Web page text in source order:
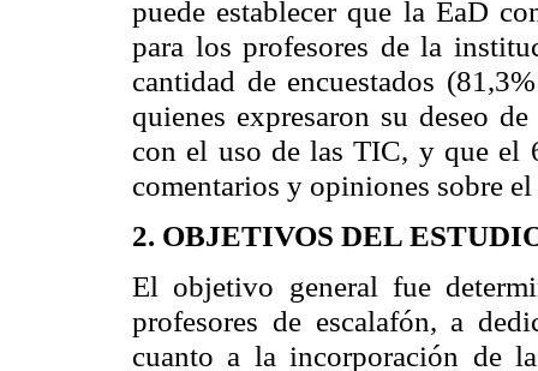
puede establecer que la EaD
para los profesores de la
cantidad de encuestados
quienes expresaron su deseo
con el uso de las TIC, y que el
comentarios y opiniones sobre el
2. OBJETIVOS DEL
El objetivo general fue
profesores de escalafón, a
cuanto a la incorporación de